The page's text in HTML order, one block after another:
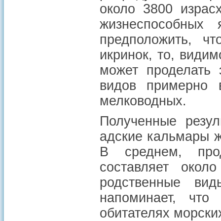
около 3800
предположить,
икринок, то,
может
видов
мелководных.
Полученные
адские кальмары
В среднем,
составляет
родственные
напоминает,
обитателях